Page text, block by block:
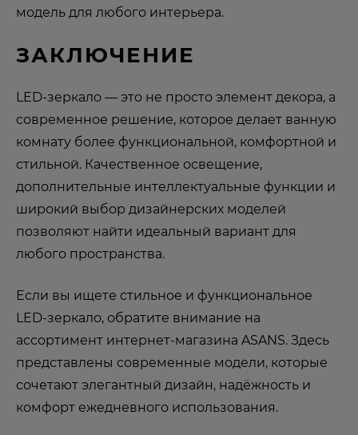
модель для любого интерьера.
ЗАКЛЮЧЕНИЕ
LED-зеркало — это не просто элемент декора, а
современное решение, которое делает ванную
комнату более функциональной, комфортной и
стильной. Качественное освещение,
дополнительные интеллектуальные функции и
широкий выбор дизайнерских моделей
позволяют найти идеальный вариант для
любого пространства.
Если вы ищете стильное и функциональное
LED-зеркало, обратите внимание на
ассортимент интернет-магазина ASANS. Здесь
представлены современные модели, которые
сочетают элегантный дизайн, надёжность и
комфорт ежедневного использования.